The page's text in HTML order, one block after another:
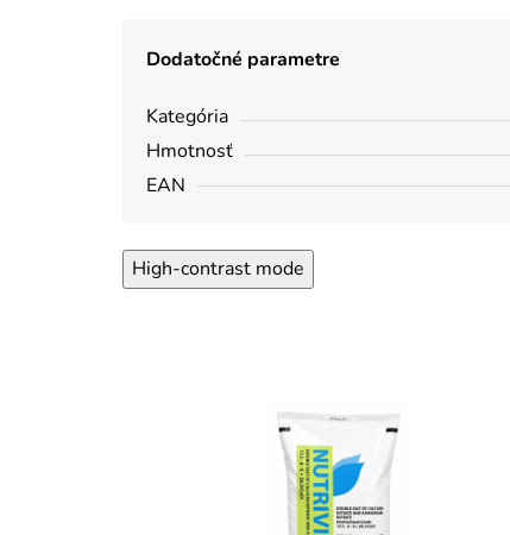
Dodatočné parametre
Kategória
Hmotnosť
EAN
High-contrast mode